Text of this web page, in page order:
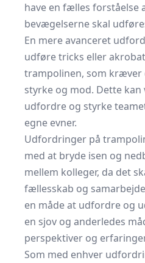
have en fælles forståelse
bevægelserne skal
En mere avanceret
udføre tricks eller
trampolinen, som kræver
styrke og mod. Dette
udfordre og styrke
egne evner.
Udfordringer på
med at bryde isen og
mellem kolleger, da det
fællesskab og
en måde at udfordre og
en sjov og anderledes
perspektiver og
Som med enhver